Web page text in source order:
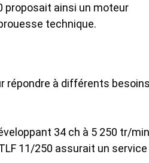
proposait ainsi un moteur
technique.
répondre à différents
34 ch à 5 250 tr/
11/250 assurait un service